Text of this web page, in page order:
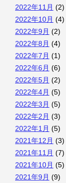
2022年11月 (2)
2022年10月 (4)
2022年9月 (2)
2022年8月 (4)
2022年7月 (1)
2022年6月 (6)
2022年5月 (2)
2022年4月 (5)
2022年3月 (5)
2022年2月 (3)
2022年1月 (5)
2021年12月 (3)
2021年11月 (7)
2021年10月 (5)
2021年9月 (9)